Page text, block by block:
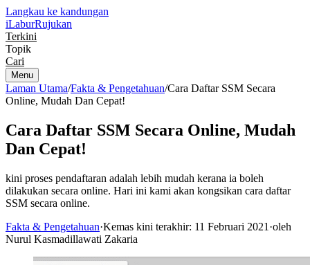
Langkau ke kandungan
iLaburRujukan
Terkini
Topik
Cari
Menu
Laman Utama/Fakta & Pengetahuan/Cara Daftar SSM Secara
Online, Mudah Dan Cepat!
Cara Daftar SSM Secara Online, Mudah
Dan Cepat!
kini proses pendaftaran adalah lebih mudah kerana ia boleh
dilakukan secara online. Hari ini kami akan kongsikan cara daftar
SSM secara online.
Fakta & Pengetahuan·Kemas kini terakhir: 11 Februari 2021 ·oleh
Nurul Kasmadillawati Zakaria